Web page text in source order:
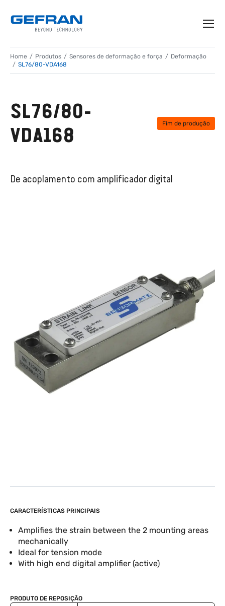
Home Produtos Sensores de deformação e força
Deformação
SL76/80-VDA168
SL76/80-
VDA168
Fim de produção
De acoplamento com amplificador digital
CARACTERÍSTICAS PRINCIPAIS
Amplifies the strain between the 2 mounting areas
mechanically
Ideal for tension mode
With high end digital amplifier (active)
PRODUTO DE REPOSIÇÃO